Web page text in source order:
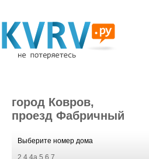
город Ковров,
проезд Фабричный
Выберите номер дома
2 4 4а 5 6 7